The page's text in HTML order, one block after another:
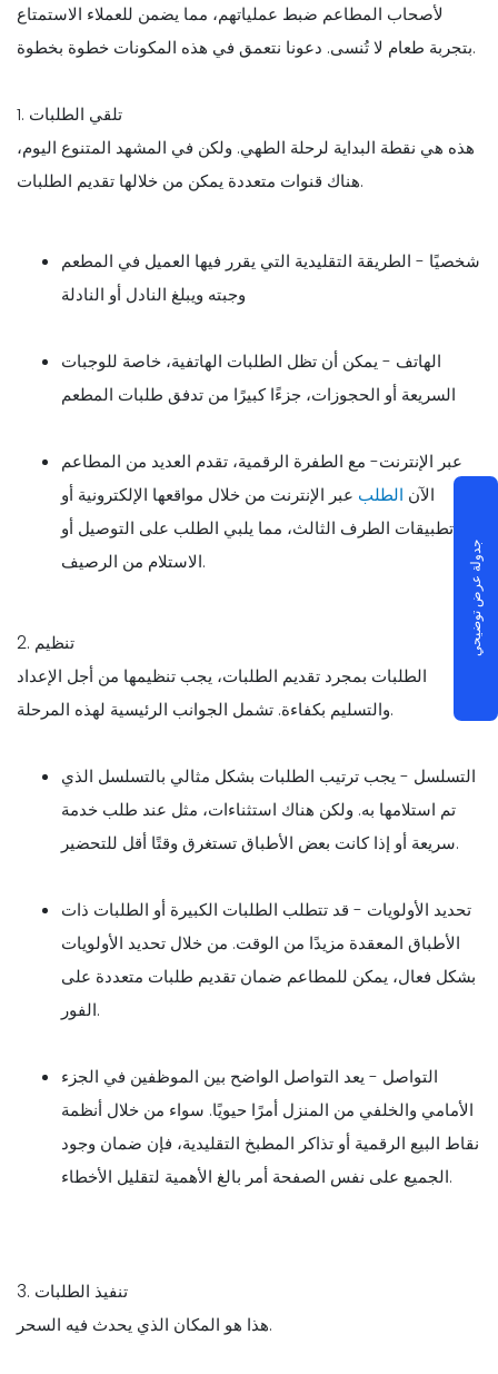
لأصحاب المطاعم ضبط عملياتهم، مما يضمن للعملاء الاستمتاع
بتجربة طعام لا تُنسى. دعونا نتعمق في هذه المكونات خطوة بخطوة.
1. تلقي الطلبات
هذه هي نقطة البداية لرحلة الطهي. ولكن في المشهد المتنوع اليوم،
هناك قنوات متعددة يمكن من خلالها تقديم الطلبات.
شخصيًا - الطريقة التقليدية التي يقرر فيها العميل في المطعم
وجبته ويبلغ النادل أو النادلة
الهاتف - يمكن أن تظل الطلبات الهاتفية، خاصة للوجبات
السريعة أو الحجوزات، جزءًا كبيرًا من تدفق طلبات المطعم
عبر الإنترنت- مع الطفرة الرقمية، تقدم العديد من المطاعم
الآن الطلب عبر الإنترنت من خلال مواقعها الإلكترونية أو
تطبيقات الطرف الثالث، مما يلبي الطلب على التوصيل أو
الاستلام من الرصيف.
2. تنظيم
الطلبات بمجرد تقديم الطلبات، يجب تنظيمها من أجل الإعداد
والتسليم بكفاءة. تشمل الجوانب الرئيسية لهذه المرحلة.
التسلسل - يجب ترتيب الطلبات بشكل مثالي بالتسلسل الذي
تم استلامها به. ولكن هناك استثناءات، مثل عند طلب خدمة
سريعة أو إذا كانت بعض الأطباق تستغرق وقتًا أقل للتحضير.
تحديد الأولويات - قد تتطلب الطلبات الكبيرة أو الطلبات ذات
الأطباق المعقدة مزيدًا من الوقت. من خلال تحديد الأولويات
بشكل فعال، يمكن للمطاعم ضمان تقديم طلبات متعددة على
الفور.
التواصل - يعد التواصل الواضح بين الموظفين في الجزء
الأمامي والخلفي من المنزل أمرًا حيويًا. سواء من خلال أنظمة
نقاط البيع الرقمية أو تذاكر المطبخ التقليدية، فإن ضمان وجود
الجميع على نفس الصفحة أمر بالغ الأهمية لتقليل الأخطاء.
3. تنفيذ الطلبات
هذا هو المكان الذي يحدث فيه السحر.
جدولة عرض توضيحي